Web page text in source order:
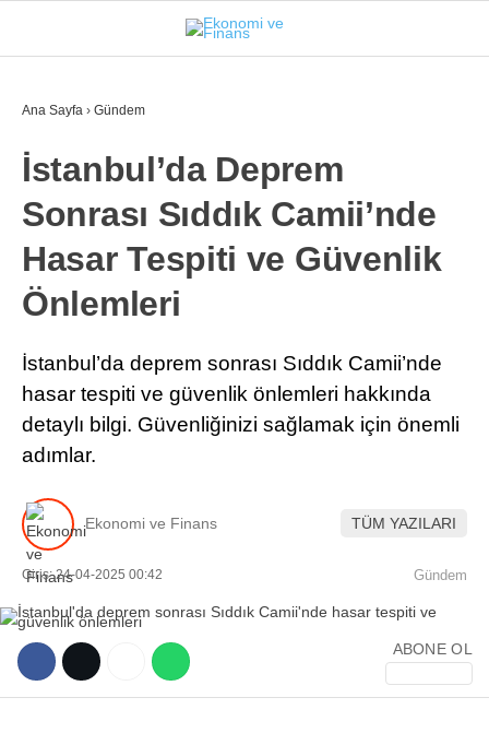
WhatsApp İhbar Hattı
İSTANBUL
GÜNDEM
EKONOMI
FINANS
BORSA
KRIPTO
SEKTÖRLER
Ana Sayfa › Gündem
İstanbul’da Deprem
Sonrası Sıddık Camii’nde
Hasar Tespiti ve Güvenlik
Önlemleri
İstanbul’da deprem sonrası Sıddık Camii’nde
hasar tespiti ve güvenlik önlemleri hakkında
detaylı bilgi. Güvenliğinizi sağlamak için önemli
adımlar.
Ekonomi ve Finans TÜM YAZILARI
Giriş: 24-04-2025 00:42 Gündem
ABONE OL